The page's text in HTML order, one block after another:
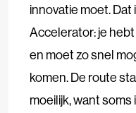
innovatie moet. Dat
Accelerator: je
en moet zo snel
komen. De route
moeilijk, want